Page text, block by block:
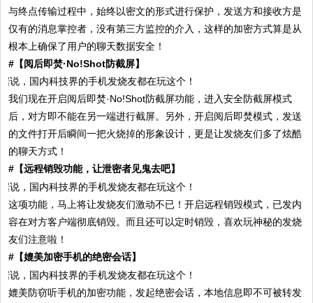
与终点传输过程中，始终以密文的形式进行保护，发送方和接收方是
仅有的消息掌控者，没有第三方监控的介入，这样的加密方式算是从
根本上确保了用户的聊天数据安全！
# 【阅后即焚·No!Shot防截屏】
我们现在开启阅后即焚·No!Shot防截屏功能，进入安全防截屏模式
后，对方即不能在另一端进行截屏。另外，开启阅后即焚模式，发送
的文件打开后瞬间一把火烧掉的形象设计，更是让发烧友们多了炫酷
的聊天方式！
# 【远程销毁功能，让泄密者见鬼去吧】
这项功能，马上将让发烧友们激动不已！开启远程销毁模式，已发内
容在对方客户端彻底销毁。而且还可以定时销毁，喜欢玩神秘的发烧
友们注意啦！
# 【媲美加密手机的绝密会话】
媲美防窃听手机的加密功能，发起绝密会话，本地信息即不可被转发